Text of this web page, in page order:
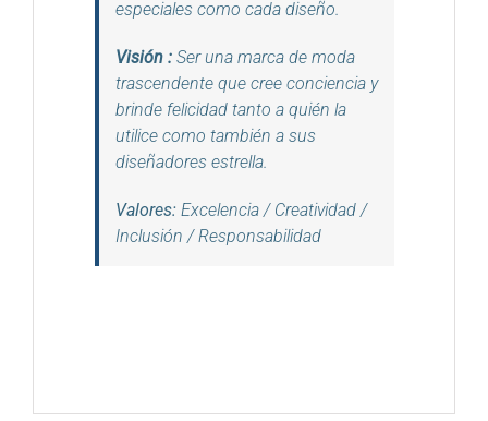
especiales como cada diseño.
Visión: Ser una marca de moda
trascendente que cree conciencia y
brinde felicidad tanto a quién la
utilice como también a sus
diseñadores estrella.
Valores:Excelencia / Creatividad/
Inclusión / Responsabilidad